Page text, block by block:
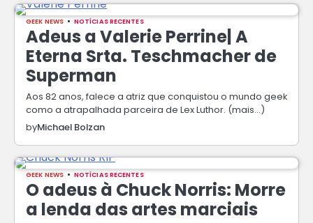
GEEK NEWS NOTÍCIAS RECENTES
Adeus a Valerie Perrine| A
Eterna Srta. Teschmacher de
Superman
Aos 82 anos, falece a atriz que conquistou o mundo geek
como a atrapalhada parceira de Lex Luthor. (mais…)
byMichael Bolzan
GEEK NEWS NOTÍCIAS RECENTES
O adeus à Chuck Norris: Morre
a lenda das artes marciais